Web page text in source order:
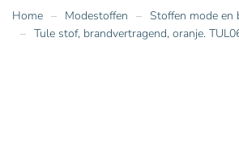
Home Modestoffen Stoffen mode en
Tule stof, brandvertragend, oranje.